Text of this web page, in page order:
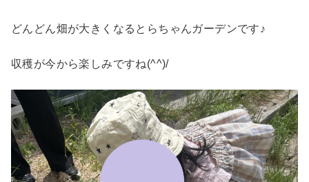
どんどん畑が大きくなるとらちゃんガーデンです♪
収穫が今から楽しみですね(^^)/